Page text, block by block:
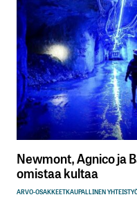
Newmont, Agnico ja
omistaa kultaa
ARVO-OSAKKEETKAUPALLINEN